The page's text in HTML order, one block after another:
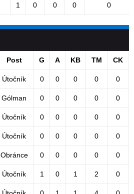
1 0 0 0 0
Post G A KB TM CK
Útočník 0 0 0 0 0
Gólman 0 0 0 0 0
Útočník 0 0 0 0 0
Útočník 0 0 0 0 0
Obránce 0 0 0 0 0
Útočník 1 0 1 2 0